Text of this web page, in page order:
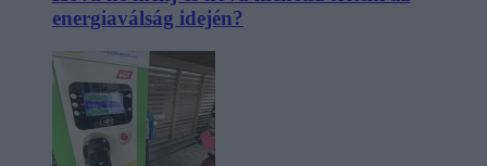
energiaválság idején?